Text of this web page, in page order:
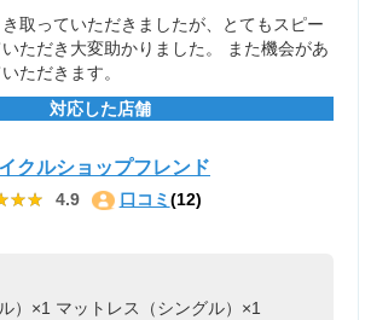
取っていただきましたが、とてもスピー
ただき大変助かりました。 また機会があ
ただきます。
対応した店舗
クルショップフレンド
4.9 口コミ (12)
）×1 マットレス（シングル）×1